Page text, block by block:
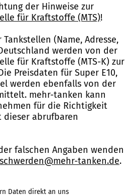
der Hinweise zur
für Kraftstoffe (MTS)!
(Name, Adresse,
werden von der
für Kraftstoffe (MTS-K) zur
Preisdaten für Super E10,
werden ebenfalls von der
mehr-tanken kann
für die Richtigkeit
abrufbaren
falschen Angaben wenden
tanken.de.
Daten direkt an uns